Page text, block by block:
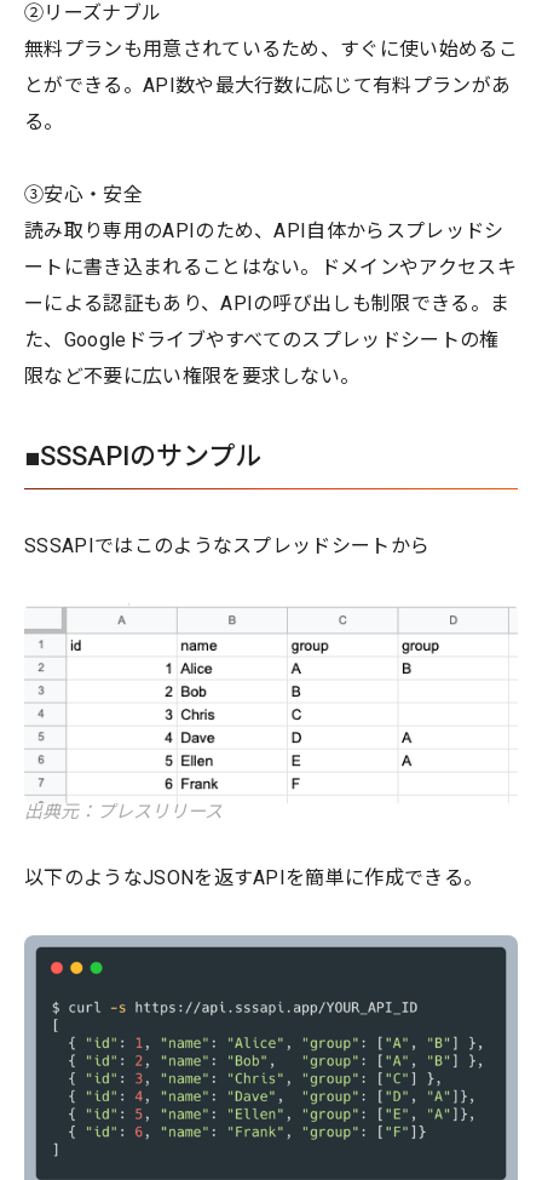
②リーズナブル
無料プランも用意されているため、すぐに使い始めるこ
とができる。API数や最大行数に応じて有料プランがあ
る。
③安心・安全
読み取り専用のAPIのため、API自体からスプレッドシ
ートに書き込まれることはない。ドメインやアクセスキ
ーによる認証もあり、APIの呼び出しも制限できる。ま
た、Googleドライブやすべてのスプレッドシートの権
限など不要に広い権限を要求しない。
■SSSAPIのサンプル
SSSAPIではこのようなスプレッドシートから
出典元：プレスリリース
以下のようなJSONを返すAPIを簡単に作成できる。